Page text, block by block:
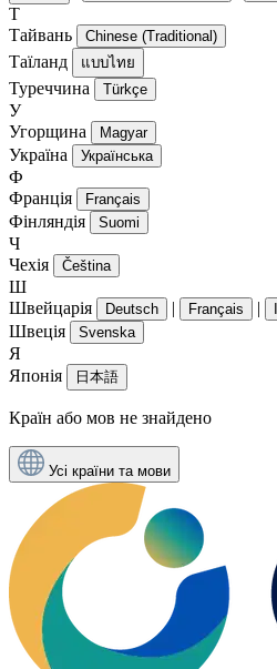
Т
Тайвань
Chinese (Traditional)
Таїланд แบบไทย
Туреччина Türkçe
У
Угорщина
Magyar
Україна Українська
Ф
Франція
Français
Фінляндія Suomi
Ч
Чехія
Čeština
Ш
Швейцарія
Deutsch | Français |
Швеція Svenska
Я
Японія
日本語
Країн або мов не знайдено
Усі країни та мови